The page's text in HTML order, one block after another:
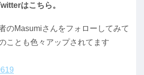
はこちら。
のMasumiさんをフォローしてみて
ことも色々アップされてます